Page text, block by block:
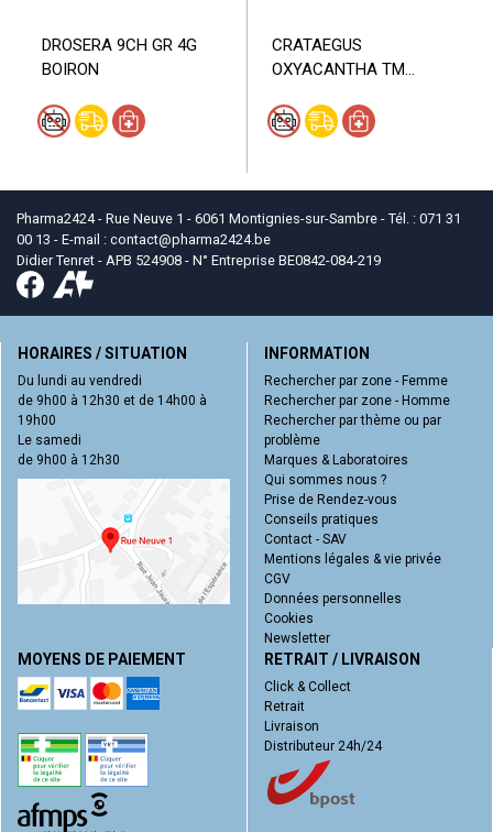
DROSERA 9CH GR 4G
BOIRON
CRATAEGUS
OXYACANTHA TM...
Pharma2424 - Rue Neuve 1 - 6061 Montignies-sur-Sambre - Tél. : 071 31
00 13 - E-mail : contact@pharma2424.be
Didier Tenret - APB 524908 - N° Entreprise BE0842-084-219
HORAIRES / SITUATION
Du lundi au vendredi
de 9h00 à 12h30 et de 14h00 à
19h00
Le samedi
de 9h00 à 12h30
INFORMATION
Rechercher par zone - Femme
Rechercher par zone - Homme
Rechercher par thème ou par
problème
Marques & Laboratoires
Qui sommes nous ?
Prise de Rendez-vous
Conseils pratiques
Contact - SAV
Mentions légales & vie privée
CGV
Données personnelles
Cookies
Newsletter
MOYENS DE PAIEMENT RETRAIT / LIVRAISON
Click & Collect
Retrait
Livraison
Distributeur 24h/24